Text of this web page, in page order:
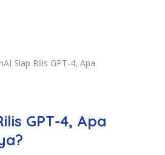
Siap Rilis GPT-4, Apa
GPT-4, Apa